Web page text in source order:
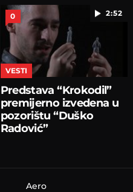
2:52
0
VESTI
Predstava “Krokodil”
premijerno izvedena u
pozorištu “Duško
Radović”
Aero